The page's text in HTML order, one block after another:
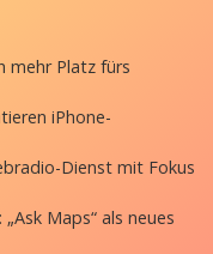
mehr Platz fürs
iPhone-
Dienst mit Fokus
Maps“ als neues